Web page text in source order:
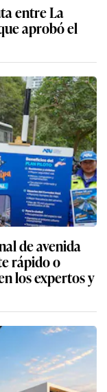
entre La
aprobó el
de avenida
rápido o
los expertos y